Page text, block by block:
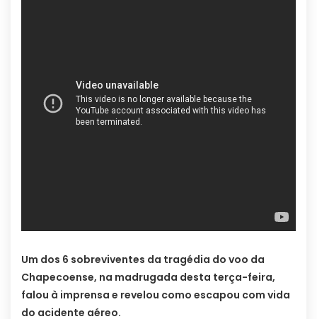
Um dos 6 sobreviventes da tragédia do voo da
Chapecoense, na madrugada desta terça-feira,
falou à imprensa e revelou como escapou com vida
do acidente aéreo.